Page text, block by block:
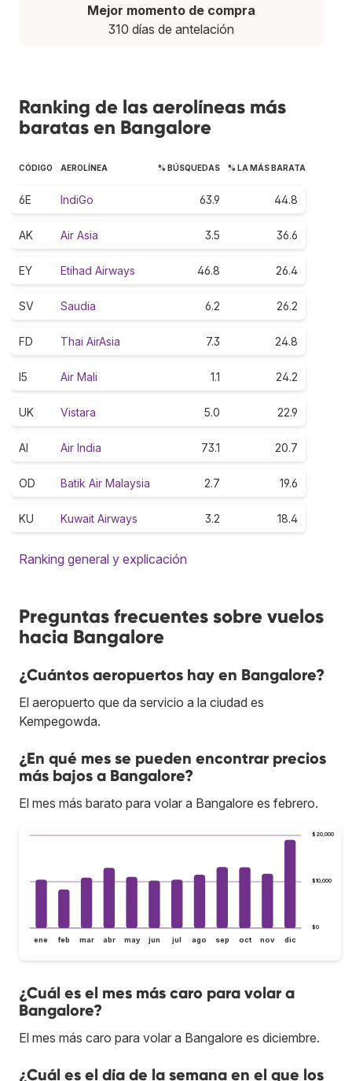
Mejor momento de compra
310 días de antelación
Ranking de las aerolíneas más
baratas en Bangalore
CÓDIGO AEROLÍNEA % BÚSQUEDAS % LA MÁS BARATA
6E IndiGo 63.9 44.8
AK Air Asia 3.5 36.6
EY Etihad Airways 46.8 26.4
SV Saudia 6.2 26.2
FD Thai AirAsia 7.3 24.8
I5 Air Mali 1.1 24.2
UK Vistara 5.0 22.9
AI Air India 73.1 20.7
OD Batik Air Malaysia 2.7 19.6
KU Kuwait Airways 3.2 18.4
Ranking general y explicación
Preguntas frecuentes sobre vuelos
hacia Bangalore
¿Cuántos aeropuertos hay en Bangalore?
El aeropuerto que da servicio a la ciudad es
Kempegowda.
¿En qué mes se pueden encontrar precios
más bajos a Bangalore?
El mes más barato para volar a Bangalore es febrero.
$0
$10,000
$20,000
ene feb mar abr may jun jul ago sep oct nov dic
¿Cuál es el mes más caro para volar a
Bangalore?
El mes más caro para volar a Bangalore es diciembre.
¿Cuál es el día de la semana en el que los